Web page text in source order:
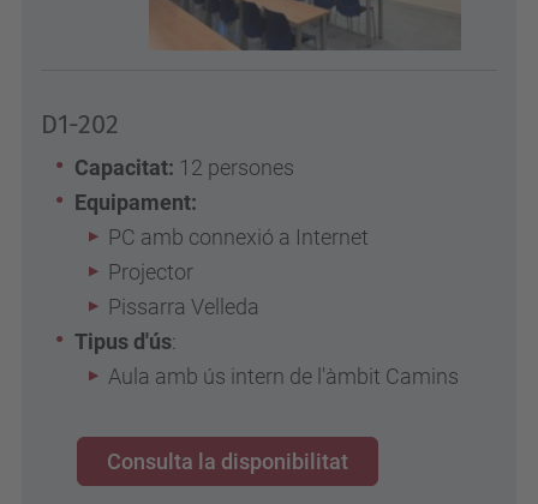
D1-202
Capacitat: 12 persones
Equipament:
PC amb connexió a Internet
Projector
Pissarra Velleda
Tipus d'ús:
Aula amb ús intern de l'àmbit Camins
Consulta la disponibilitat